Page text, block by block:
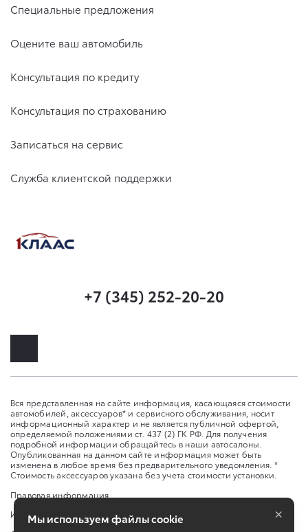
Специальные предложения
Оцените ваш автомобиль
Консультация по кредиту
Консультация по страхованию
Записаться на сервис
Служба клиентской поддержки
+7 (345) 252-20-20
Вся представленная на сайте информация, касающаяся стоимости
автомобилей, аксессуаров* и сервисного обслуживания, носит
информационный характер и не является публичной офертой,
определяемой положениями ст. 437 (2) ГК РФ. Для получения
подробной информации обращайтесь в наши автосалоны.
Опубликованная на данном сайте информация может быть
изменена в любое время без предварительного уведомления. *
Стоимость аксессуаров указана без учета стоимости установки.
Правовая информация
Изменить настройку cookies
Мы используем файлы cookie ×